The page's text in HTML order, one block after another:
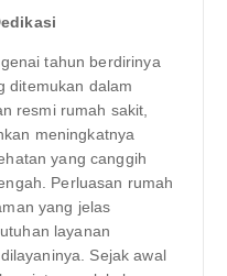
tahun berdirinya
ditemukan dalam
resmi rumah sakit,
meningkatnya
yang canggih
Perluasan rumah
yang jelas
layanan
Sejak awal